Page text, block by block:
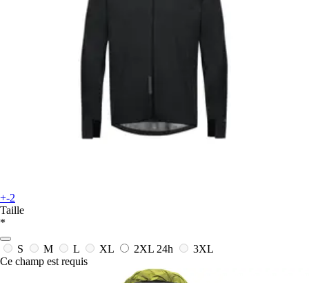
+-2
Taille
*
S M L XL 2XL 24h
3XL
Ce champ est requis